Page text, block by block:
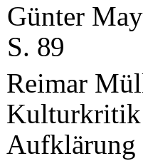
Günter
S. 89
Reimar
Kulturkritik
Aufklärung